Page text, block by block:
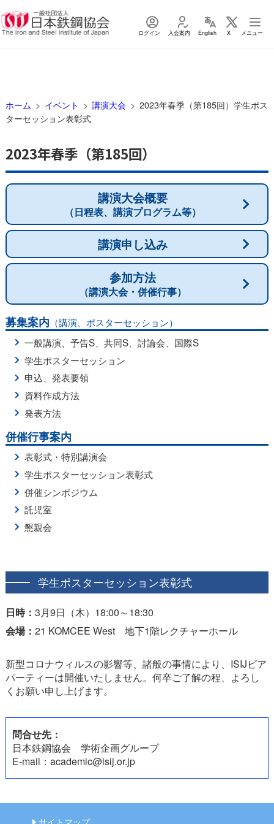
ログイン 入会案内 English X メニュー
ホーム イベント 講演大会
2023年春季（第185回）学生ポス
ターセッション表彰式
2023年春季（第185回）
講演大会概要
（日程表、講演プログラム等）
講演申し込み
参加方法
（講演大会・併催行事）
募集案内 （講演、ポスターセッション）
一般講演、 予告S、 共同S、 討論会
国際S
学生ポスターセッション
申込、発表要領
資料作成方法
発表方法
併催行事案内
表彰式・特別講演会
学生ポスターセッション表彰式
併催シンポジウム
託児室
懇親会
学生ポスターセッション表彰式
日時： 3月9日（木）18:00～18:30
会場： 21 KOMCEE West 地下1階レクチャーホール
新型コロナウィルスの影響等、諸般の事情により、ISIJビア
パーティーは開催いたしません。何卒ご了解の程、よろし
くお願い申し上げます。
問合せ先：
日本鉄鋼協会 学術企画グループ
E-mail：academic@isij.or.jp
サイトマップ